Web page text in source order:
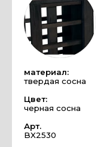
материал:
твердая сосна
Цвет:
черная сосна
Арт.
BX2530